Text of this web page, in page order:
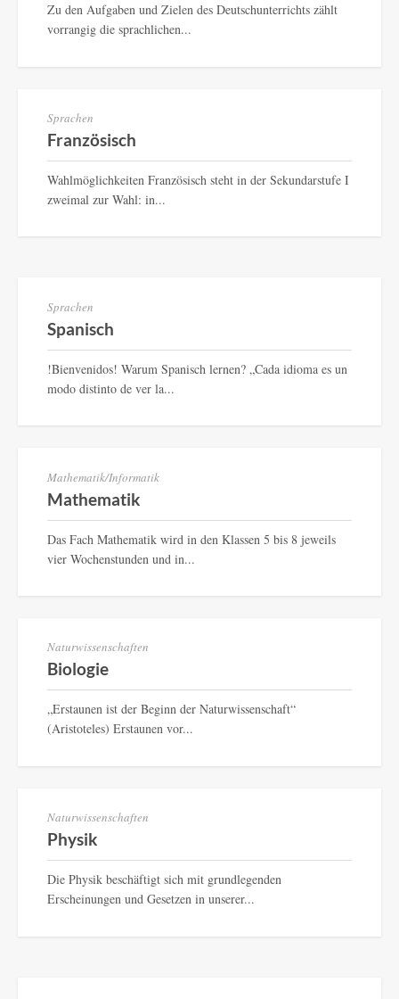
Zu den Aufgaben und Zielen des Deutschunterrichts zählt
vorrangig die sprachlichen...
Sprachen
Französisch
Wahlmöglichkeiten Französisch steht in der Sekundarstufe I
zweimal zur Wahl: in...
Sprachen
Spanisch
!Bienvenidos! Warum Spanisch lernen? „Cada idioma es un
modo distinto de ver la...
Mathematik/Informatik
Mathematik
Das Fach Mathematik wird in den Klassen 5 bis 8 jeweils
vier Wochenstunden und in...
Naturwissenschaften
Biologie
„Erstaunen ist der Beginn der Naturwissenschaft“
(Aristoteles) Erstaunen vor...
Naturwissenschaften
Physik
Die Physik beschäftigt sich mit grundlegenden
Erscheinungen und Gesetzen in unserer...